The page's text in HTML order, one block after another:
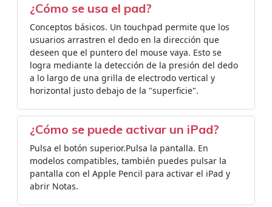
¿Cómo se usa el pad?
Conceptos básicos. Un touchpad permite que los
usuarios arrastren el dedo en la dirección que
deseen que el puntero del mouse vaya. Esto se
logra mediante la detección de la presión del dedo
a lo largo de una grilla de electrodo vertical y
horizontal justo debajo de la "superficie".
¿Cómo se puede activar un iPad?
Pulsa el botón superior.Pulsa la pantalla. En
modelos compatibles, también puedes pulsar la
pantalla con el Apple Pencil para activar el iPad y
abrir Notas.